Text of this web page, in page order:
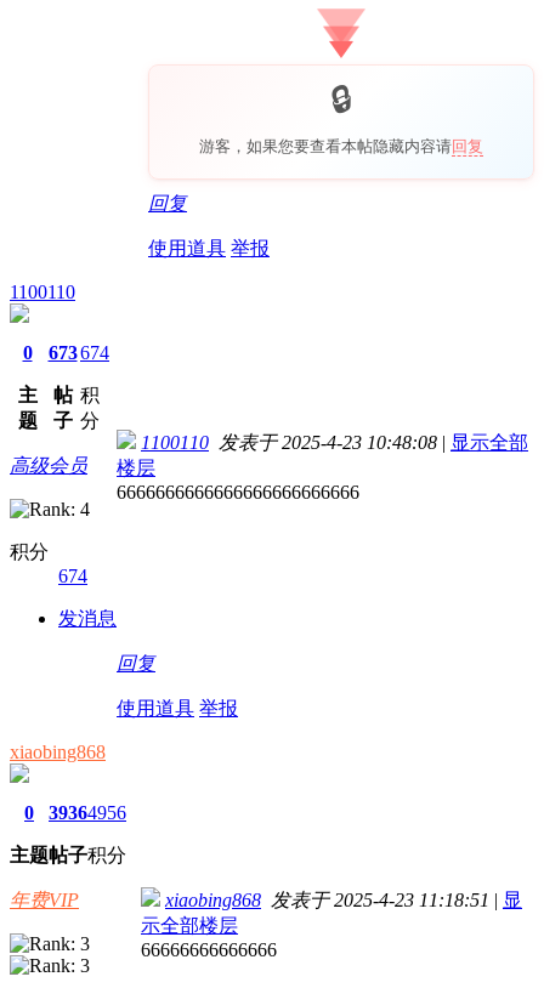
游客，如果您要查看本帖隐藏内容请回复
回复
使用道具 举报
1100110
0
主
题
673
帖
子
674
积
分
高级会员
积分
674
发消息
1100110 发表于 2025-4-23 10:48:08 | 显示全部
楼层
6666666666666666666666666
回复
使用道具 举报
xiaobing868
0
主题
3936
帖子
4956
积分
年费VIP xiaobing868 发表于 2025-4-23 11:18:51 | 显
示全部楼层
66666666666666